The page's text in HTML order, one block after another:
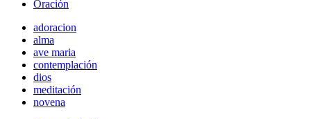
Oración
adoracion
alma
ave maria
contemplación
dios
meditación
novena